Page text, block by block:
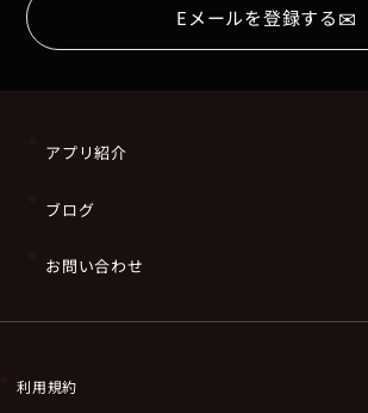
Eメールを登録する✉
アプリ紹介
ブログ
お問い合わせ
利用規約